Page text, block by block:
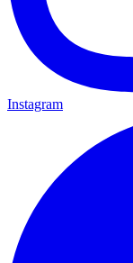
Instagram